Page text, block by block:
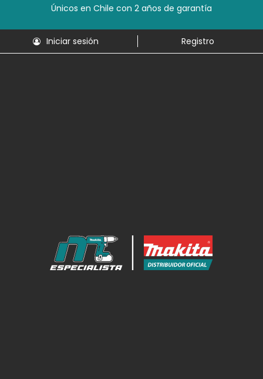
Únicos en Chile con 2 años de garantía
Iniciar sesión Registro